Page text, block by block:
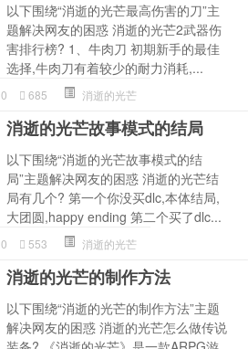
以下围绕“消逝的光芒最高伤害的刀”主
题解决网友的困惑 消逝的光芒2武器伤
害排行榜? 1、牛肉刀 初期新手的最佳
选择,牛肉刀有着较少的耐力消耗,...
0 685 消逝的光芒
消逝的光芒故事模式的结局
以下围绕“消逝的光芒故事模式的结
局”主题解决网友的困惑 消逝的光芒结
局有几个? 第一个你没买dlc,本体结局,
大团圆,happy ending 第二个买了dlc...
0 553 消逝的光芒
消逝的光芒的制作方法
以下围绕“消逝的光芒的制作方法”主题
解决网友的困惑 消逝的光芒怎么做传说